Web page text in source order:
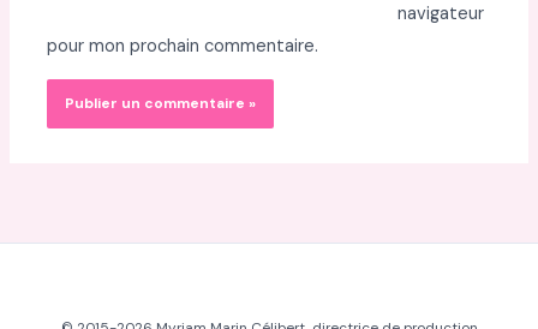
navigateur
pour mon prochain commentaire.